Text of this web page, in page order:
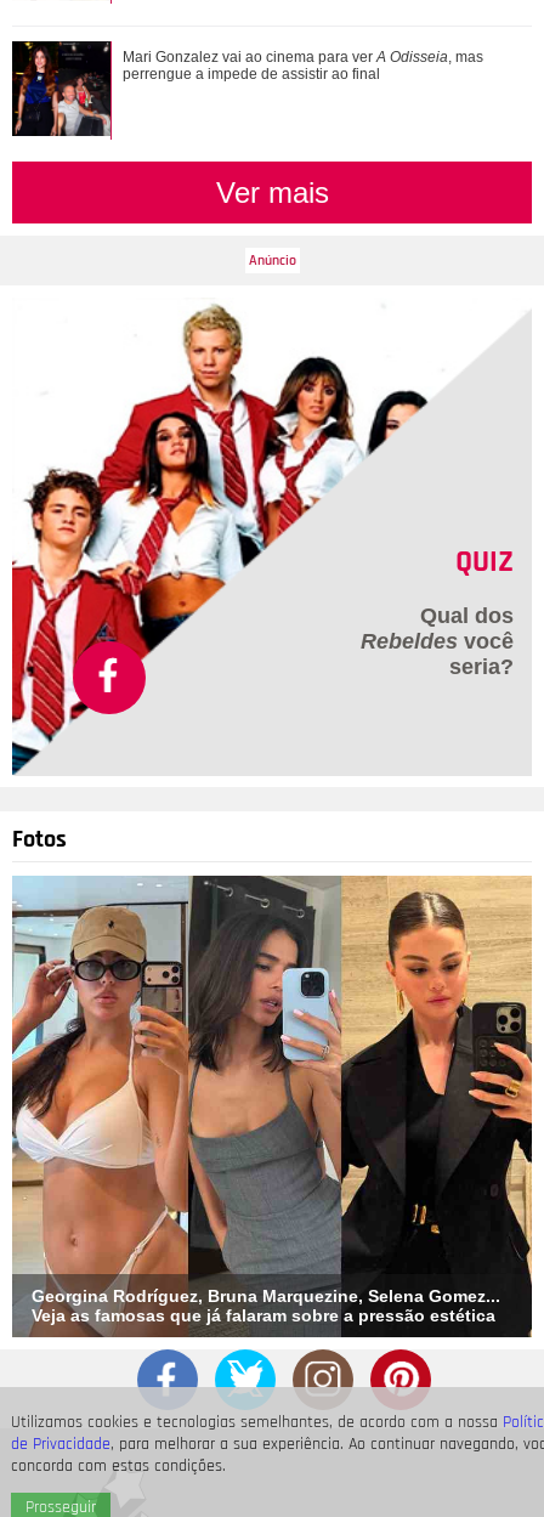
Utilizamos cookies e tecnologias semelhantes, de acordo com a nossa
de Privacidade, para melhorar a sua experiência. Ao continuar navegando,
concorda com estas condições.
Prosseguir
Mari Gonzalez vai ao cinema para ver A Odisseia, mas
perrengue a impede de assistir ao final
Mari Gonzalez vai ao cinema para verA Odisseia, mas
perrengue a impede de assistir ao final
Ver mais
QUIZ
Qual dos
Rebeldes você
seria?
Fotos
Georgina Rodríguez, Bruna Marquezine, Selena Gomez...
Veja as famosas que já falaram sobre a pressão estética